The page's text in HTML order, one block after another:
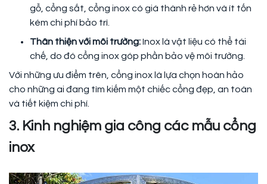
gỗ, cổng sắt, cổng inox có giá thành rẻ hơn và ít tốn
kém chi phí bảo trì.
Thân thiện với môi trường:Inox là vật liệu có thể tái
chế, do đó cổng inox góp phần bảo vệ môi trường.
Với những ưu điểm trên, cổng inox là lựa chọn hoàn hảo
cho những ai đang tìm kiếm một chiếc cổng đẹp, an toàn
và tiết kiệm chi phí.
3. Kinh nghiệm gia công các mẫu cổng
inox